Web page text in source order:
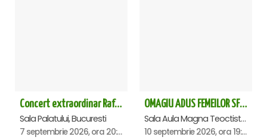
Concert extraordinar Rafet El Roman - Sala Palatului
Sala Palatului, Bucuresti
7 septembrie 2026, ora 20:00
OMAGIU ADUS FEMEILOR SFINTE - Ana Nuță
Sala Aula Magna Teoctist Patriarhul, Palatul Patriarhiei, Bucuresti
10 septembrie 2026, ora 19:00